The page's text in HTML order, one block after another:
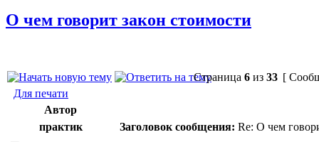
О чем говорит закон стоимости
Страница 6 из 33 [
Для печати
Автор
практик
Заголовок сообщения: Re: О чем